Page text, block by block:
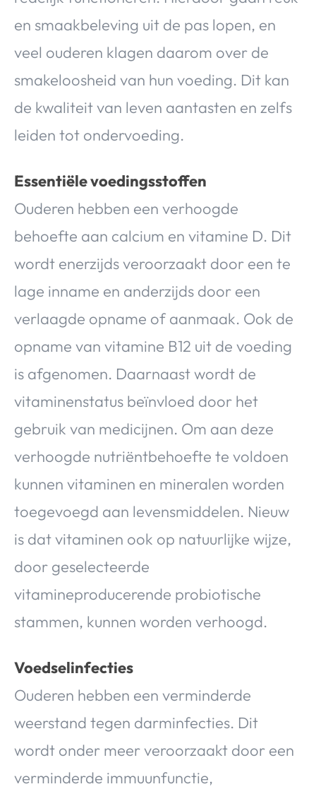
en smaakbeleving uit de pas lopen, en
veel ouderen klagen daarom over de
smakeloosheid van hun voeding. Dit kan
de kwaliteit van leven aantasten en zelfs
leiden tot ondervoeding.
Essentiële voedingsstoffen
Ouderen hebben een verhoogde
behoefte aan calcium en vitamine D. Dit
wordt enerzijds veroorzaakt door een te
lage inname en anderzijds door een
verlaagde opname of aanmaak. Ook de
opname van vitamine B12 uit de voeding
is afgenomen. Daarnaast wordt de
vitaminenstatus beïnvloed door het
gebruik van medicijnen. Om aan deze
verhoogde nutriëntbehoefte te voldoen
kunnen vitaminen en mineralen worden
toegevoegd aan levensmiddelen. Nieuw
is dat vitaminen ook op natuurlijke wijze,
door geselecteerde
vitamineproducerende probiotische
stammen, kunnen worden verhoogd.
Voedselinfecties
Ouderen hebben een verminderde
weerstand tegen darminfecties. Dit
wordt onder meer veroorzaakt door een
verminderde immuunfunctie,